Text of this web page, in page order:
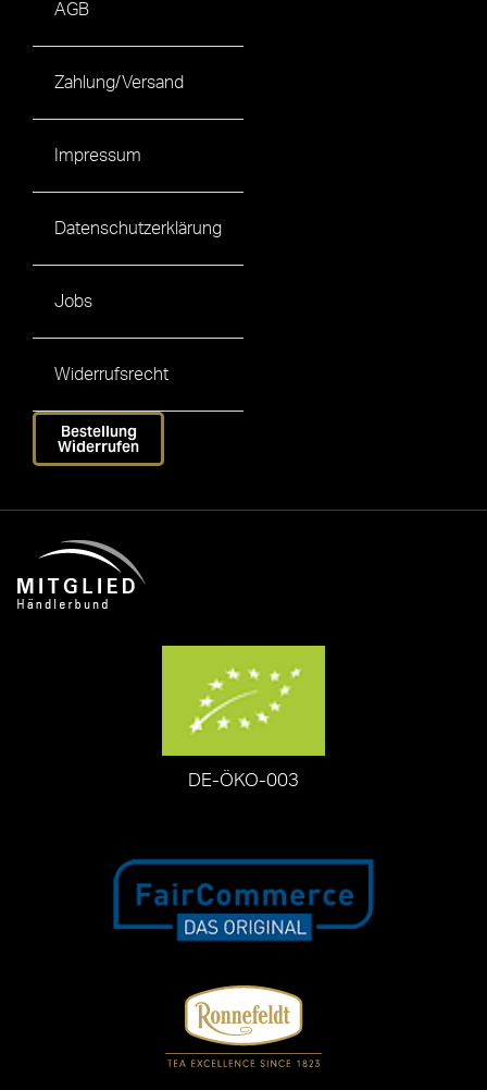
AGB
Zahlung/Versand
Impressum
Datenschutzerklärung
Jobs
Widerrufsrecht
Bestellung
Widerrufen
DE-ÖKO-003